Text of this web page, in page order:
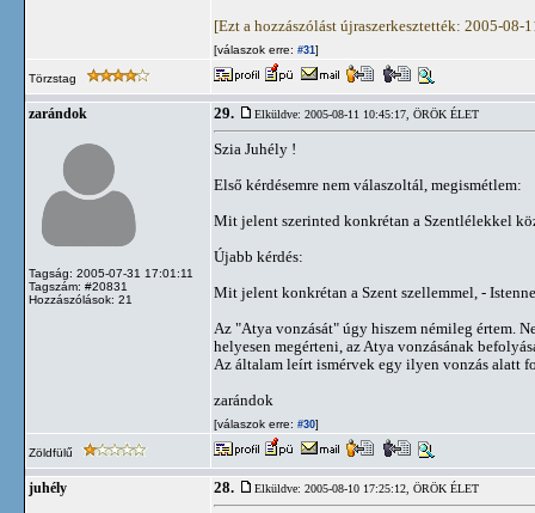
[Ezt a hozzászólást újraszerkesztették: 2005-08-
[válaszok erre: #31]
Törzstag
zarándok
Tagság: 2005-07-31 17:01:11
Tagszám: #20831
Hozzászólások: 21
29. Elküldve: 2005-08-11 10:45:17, ÖRÖK ÉLET
Szia Juhély !
Első kérdésemre nem válaszoltál, megismétlem:
Mit jelent szerinted konkrétan a Szentlélekkel
Újabb kérdés:
Mit jelent konkrétan a Szent szellemmel, -
Az "Atya vonzását" úgy hiszem némileg értem.
helyesen megérteni, az Atya vonzásának
Az általam leírt ismérvek egy ilyen vonzás alatt
zarándok
[válaszok erre: #30]
Zöldfülű
juhély 28. Elküldve: 2005-08-10 17:25:12, ÖRÖK ÉLET